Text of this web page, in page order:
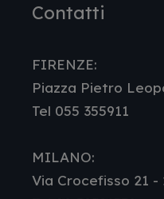
Contatti
FIRENZE:
Piazza Pietro
Tel 055 355911
MILANO:
Via Crocefisso 21 -